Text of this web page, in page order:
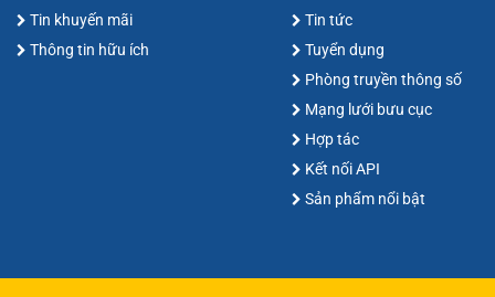
Tin khuyến mãi
Thông tin hữu ích
Tin tức
Tuyển dụng
Phòng truyền thông số
Mạng lưới bưu cục
Hợp tác
Kết nối API
Sản phẩm nổi bật